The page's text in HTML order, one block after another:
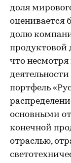
доля
оценивается
долю
продуктовой
что
портфель
основными
конечной
отраслью,